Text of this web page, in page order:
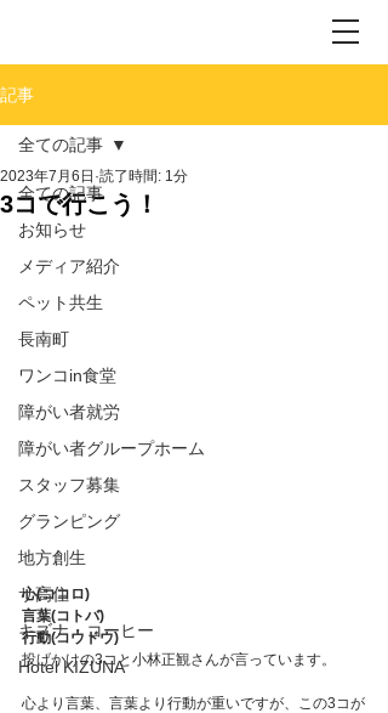
記事
全ての記事
お知らせ
メディア紹介
ペット共生
長南町
ワンコin食堂
障がい者就労
障がい者グループホーム
スタッフ募集
グランピング
地方創生
サ高住
キズナ・コーヒー
Hotel KIZUNA
全ての記事
3コで行こう！
2023年7月6日 読了時間: 1分
心(ココロ)
言葉(コトバ)
行動(コウドウ)
投げかけの3コと小林正観さんが言っています。
心より言葉、言葉より行動が重いですが、この3コが